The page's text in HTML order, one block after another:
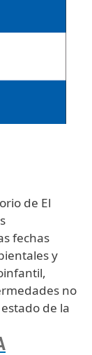
de El
fechas
y
no
de la